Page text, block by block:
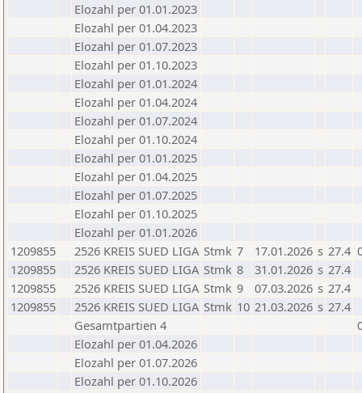
Elozahl per 01.01.2023
Elozahl per 01.04.2023
Elozahl per 01.07.2023
Elozahl per 01.10.2023
Elozahl per 01.01.2024
Elozahl per 01.04.2024
Elozahl per 01.07.2024
Elozahl per 01.10.2024
Elozahl per 01.01.2025
Elozahl per 01.04.2025
Elozahl per 01.07.2025
Elozahl per 01.10.2025
Elozahl per 01.01.2026
1209855
2526 KREIS SUED LIGA Stmk 7 17.01.2026 s 27.4
1209855
2526 KREIS SUED LIGA Stmk 8 31.01.2026 s 27.4
1209855
2526 KREIS SUED LIGA Stmk 9 07.03.2026 s 27.4
1209855
2526 KREIS SUED LIGA Stmk 10 21.03.2026 s 27.4
Gesamtpartien 4
Elozahl per 01.04.2026
Elozahl per 01.07.2026
Elozahl per 01.10.2026